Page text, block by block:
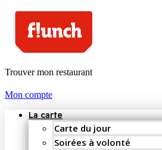
Trouver mon restaurant
Mon compte
La carte
Carte du jour
Soirées à volonté